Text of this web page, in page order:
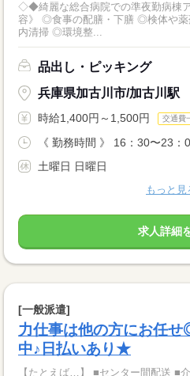
◇◆綺麗な総合病院での準夜勤病棟アシスタ
容》 ◎食事の配膳・下膳 ◎検体や
内清掃 ◎環境整...
品出し・ピッキング
兵庫県加古川市/加古川駅
時給1,400円～1,500円 交通費
《 勤務時間 》 16：30〜23：
土曜日 日曜日
もっと見
求人詳細
[一般派遣]
力仕事は他の方にお任
中♪日払いあり★
【たとえば…】 ■センター間配送